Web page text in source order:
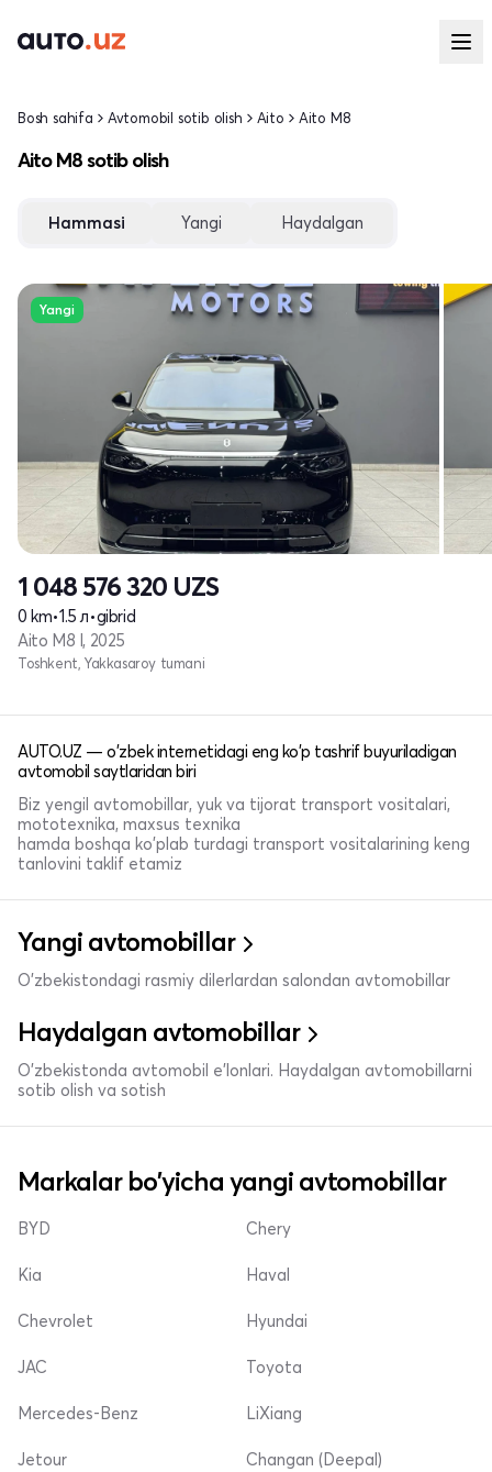
Bosh sahifa Avtomobil sotib olish Aito Aito M8
Aito M8 sotib olish
Hammasi Yangi Haydalgan
Yangi
1 048 576 320 UZS
0 km•1.5 л•gibrid
Aito M8 I, 2025
Toshkent, Yakkasaroy tumani
AUTO.UZ — o'zbek internetidagi eng ko'p tashrif buyuriladigan
avtomobil saytlaridan biri
Biz yengil avtomobillar, yuk va tijorat transport vositalari,
mototexnika, maxsus texnika
hamda boshqa ko'plab turdagi transport vositalarining keng
tanlovini taklif etamiz
Yangi avtomobillar
O'zbekistondagi rasmiy dilerlardan salondan avtomobillar
Haydalgan avtomobillar
O'zbekistonda avtomobil e’lonlari. Haydalgan avtomobillarni
sotib olish va sotish
Markalar bo'yicha yangi avtomobillar
BYD
Kia
Chevrolet
Chery
Haval
Hyundai
JAC
Mercedes-Benz
Jetour
Toyota
LiXiang
Changan (Deepal)